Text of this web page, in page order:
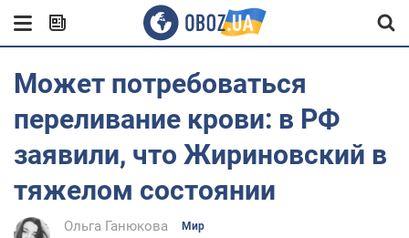
Может потребоваться
переливание крови: в РФ
заявили, что Жириновский в
тяжелом состоянии
Ольга Ганюкова Мир